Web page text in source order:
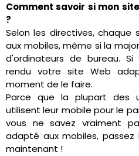
Comment savoir si mon
?
Selon les directives,
aux mobiles, même si la
d'ordinateurs de bureau. Si
rendu votre site Web
moment de le faire.
Parce que la plupart des
utilisent leur mobile pour le
vous ne savez vraiment
adapté aux mobiles, passez
maintenant !